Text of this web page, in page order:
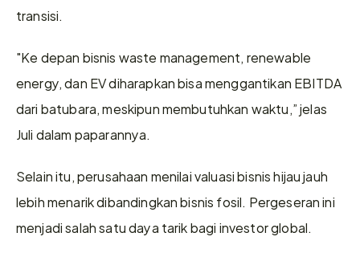
transisi.
"Ke depan bisnis waste management, renewable
energy, dan EV diharapkan bisa menggantikan EBITDA
dari batubara, meskipun membutuhkan waktu,” jelas
Juli dalam paparannya.
Selain itu, perusahaan menilai valuasi bisnis hijau jauh
lebih menarik dibandingkan bisnis fosil. Pergeseran ini
menjadi salah satu daya tarik bagi investor global.